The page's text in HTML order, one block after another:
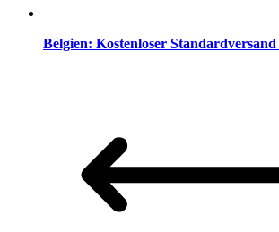
Belgien: Kostenloser Standardversand